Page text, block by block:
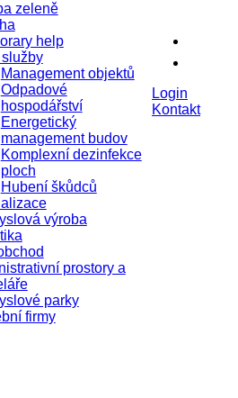
zeleně
help
Management objektů
Odpadové
hospodářství
Energetický
management budov
Komplexní dezinfekce
ploch
Hubení škůdců
výroba
prostory a
parky
firmy
Login
Kontakt